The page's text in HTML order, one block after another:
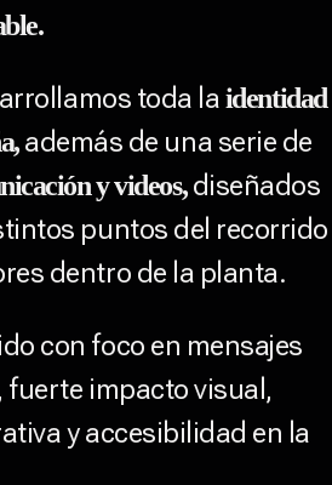
toda laidentidad
además de una serie de
y videos,diseñados
puntos del recorrido
dentro de la planta.
con foco en mensajes
fuerte impacto visual,
y accesibilidad en la